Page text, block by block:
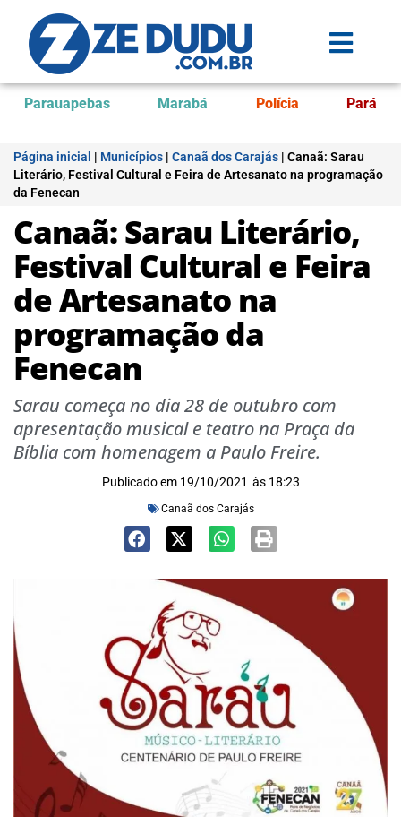
Parauapebas Marabá Polícia Pará
Página inicial | Municípios | Canaã dos Carajás | Canaã: Sarau
Literário, Festival Cultural e Feira de Artesanato na programação
da Fenecan
Canaã: Sarau Literário,
Festival Cultural e Feira
de Artesanato na
programação da
Fenecan
Sarau começa no dia 28 de outubro com
apresentação musical e teatro na Praça da
Bíblia com homenagem a Paulo Freire.
Publicado em 19/10/2021 às 18:23
Canaã dos Carajás